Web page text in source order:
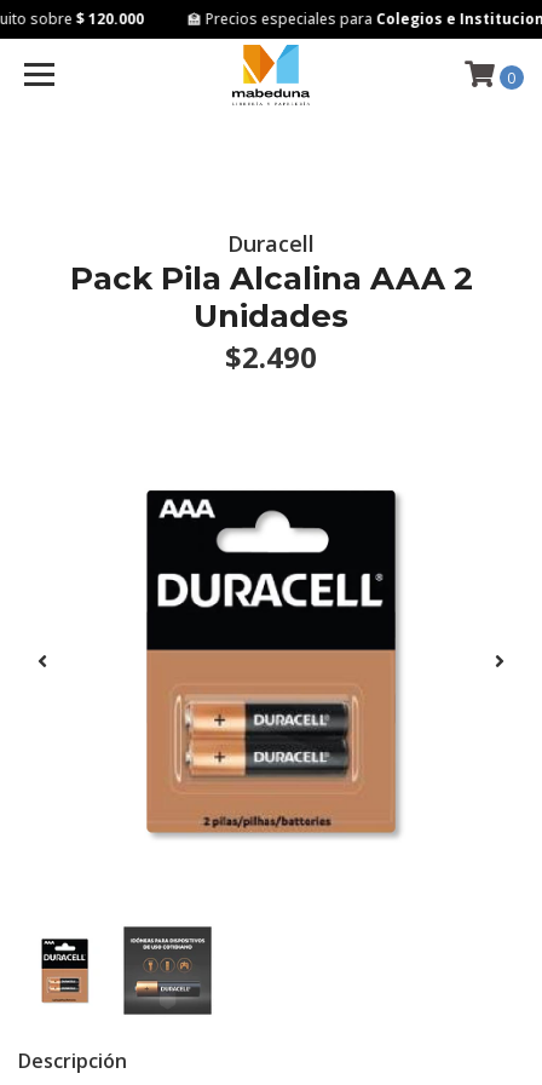
sobre$ 120.000 🏫 Precios especiales paraColegios e
0
Duracell
Pack Pila Alcalina AAA 2
Unidades
$2.490
Descripción